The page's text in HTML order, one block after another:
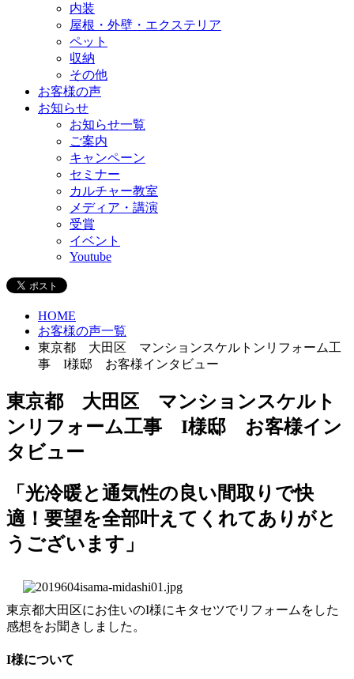
内装
屋根・外壁・エクステリア
ペット
収納
その他
お客様の声
お知らせ
お知らせ一覧
ご案内
キャンペーン
セミナー
カルチャー教室
メディア・講演
受賞
イベント
Youtube
HOME
お客様の声一覧
東京都 大田区 マンションスケルトンリフォーム工
事 I様邸 お客様インタビュー
東京都 大田区 マンションスケルト
ンリフォーム工事 I様邸 お客様イン
タビュー
「光冷暖と通気性の良い間取りで快
適！要望を全部叶えてくれてありがと
うございます」
東京都大田区にお住いのI様にキタセツでリフォームをした
感想をお聞きしました。
I様について